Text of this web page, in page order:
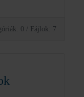
0 / Fájlok: 7